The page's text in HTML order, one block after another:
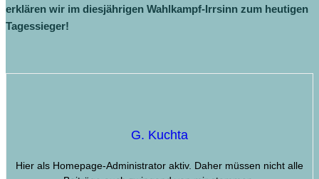
erklären wir im diesjährigen Wahlkampf-Irrsinn zum heutigen
Tagessieger!
G. Kuchta
Hier als Homepage-Administrator aktiv. Daher müssen nicht alle